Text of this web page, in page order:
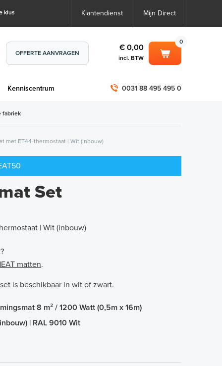
klus Klantendienst Mijn Direct
OFFERTE AANVRAGEN
0
€ 0,00
incl. BTW
Kenniscentrum
€ 0,00
€ 0,00
0031 88 495 495 0
fabriek
met ET44-thermostaat | Wit (inbouw)
Set
| Wit (inbouw)
matten.
is beschikbaar in wit of zwart.
8 m² / 1200 Watt (0,5m x 16m)
| RAL 9010 Wit